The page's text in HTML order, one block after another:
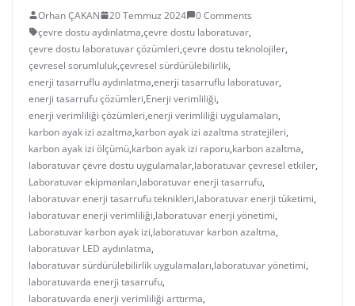
Orhan ÇAKAN 20 Temmuz 2024
0 Comments
çevre dostu aydınlatma,çevre dostu laboratuvar,
çevre dostu laboratuvar çözümleri,çevre dostu teknolojiler,
çevresel sorumluluk,çevresel sürdürülebilirlik,
enerji tasarruflu aydınlatma,enerji tasarruflu laboratuvar,
enerji tasarrufu çözümleri,Enerji verimliliği,
enerji verimliliği çözümleri,enerji verimliliği uygulamaları,
karbon ayak izi azaltma,karbon ayak izi azaltma stratejileri,
karbon ayak izi ölçümü,karbon ayak izi raporu,karbon azaltma,
laboratuvar çevre dostu uygulamalar,laboratuvar çevresel etkiler,
Laboratuvar ekipmanları,laboratuvar enerji tasarrufu,
laboratuvar enerji tasarrufu teknikleri,laboratuvar enerji tüketimi,
laboratuvar enerji verimliliği,laboratuvar enerji yönetimi,
Laboratuvar karbon ayak izi,laboratuvar karbon azaltma,
laboratuvar LED aydınlatma,
laboratuvar sürdürülebilirlik uygulamaları,laboratuvar yönetimi,
laboratuvarda enerji tasarrufu,
laboratuvarda enerji verimliliği arttırma,